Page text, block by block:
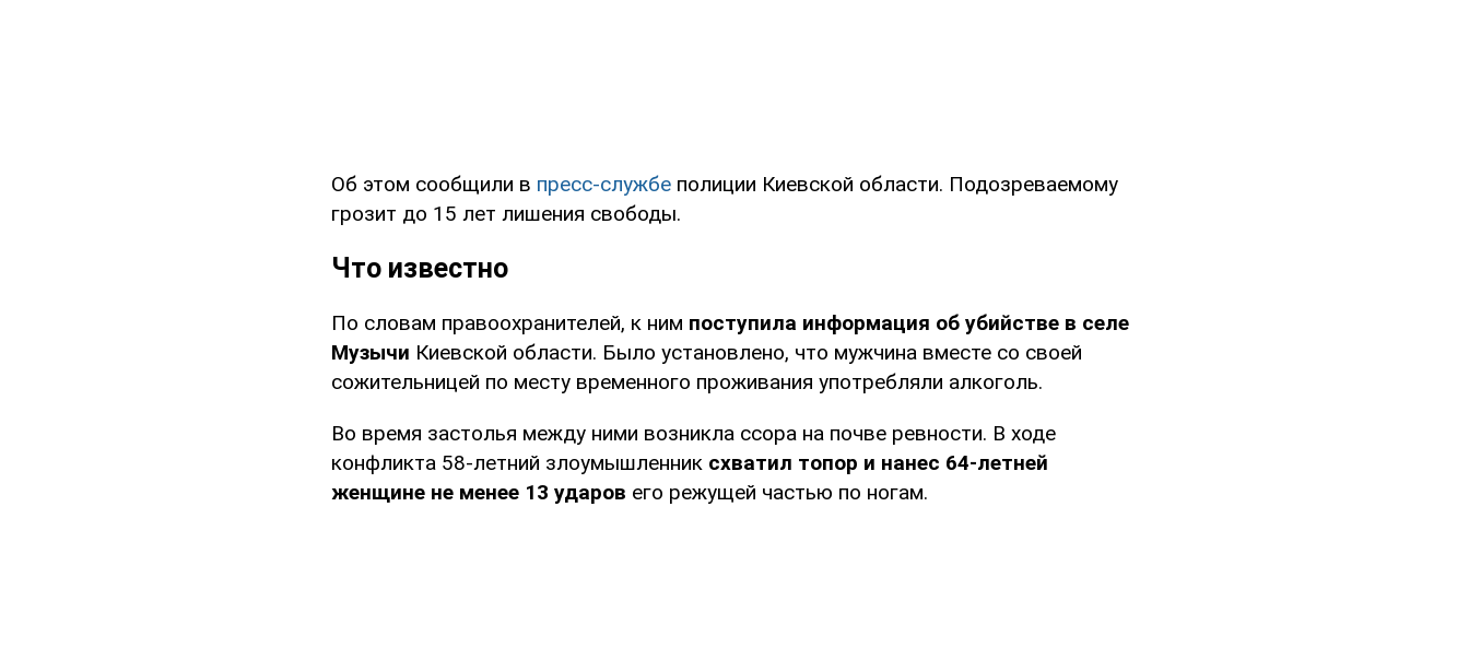
Об этом сообщили в пресс-службе полиции Киевской области. Подозреваемому
грозит до 15 лет лишения свободы.
Что известно
По словам правоохранителей, к ним поступила информация об убийстве в селе
Музычи Киевской области. Было установлено, что мужчина вместе со своей
сожительницей по месту временного проживания употребляли алкоголь.
Во время застолья между ними возникла ссора на почве ревности. В ходе
конфликта 58-летний злоумышленник схватил топор и нанес 64-летней
женщине не менее 13 ударов его режущей частью по ногам.